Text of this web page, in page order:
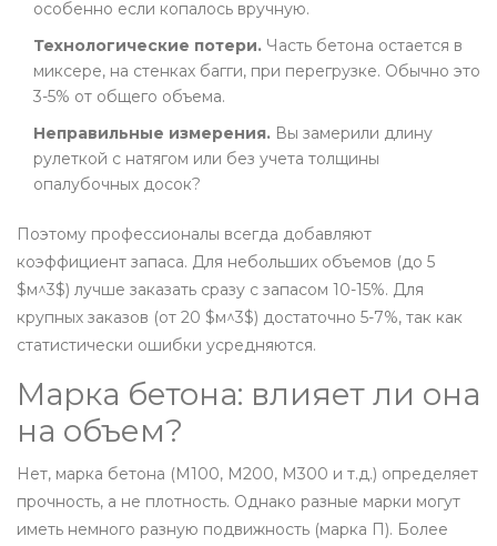
особенно если копалось вручную.
Технологические потери. Часть бетона остается в
миксере, на стенках багги, при перегрузке. Обычно это
3-5% от общего объема.
Неправильные измерения. Вы замерили длину
рулеткой с натягом или без учета толщины
опалубочных досок?
Поэтому профессионалы всегда добавляют
коэффициент запаса. Для небольших объемов (до 5
$м^3$) лучше заказать сразу с запасом 10-15%. Для
крупных заказов (от 20 $м^3$) достаточно 5-7%, так как
статистически ошибки усредняются.
Марка бетона: влияет ли она
на объем?
Нет, марка бетона (М100, М200, М300 и т.д.) определяет
прочность, а не плотность. Однако разные марки могут
иметь немного разную подвижность (марка П). Более